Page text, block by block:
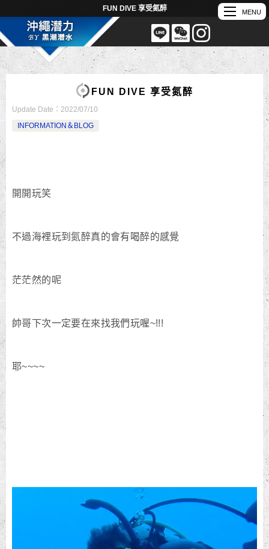
FUN DIVE 享受氮醉
FUN DIVE 享受氮醉
Update Date： 2022/07/10
INFORMATION＆BLOG
開開玩笑
不過海裡玩到氮醉真的會有喝醉的感覺
茫茫然的呢
帥哥下次一定要在來找我們玩喔~!!!
耶~~~~